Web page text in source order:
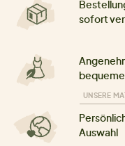
sofort
UNSERE
Auswahl